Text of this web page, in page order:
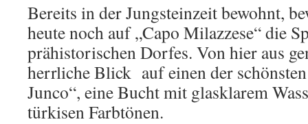
Bereits in der Jungsteinzeit bewohnt,
heute noch auf „Capo Milazzese“ die
prähistorischen Dorfes. Von hier aus
herrliche Blick auf einen der
Junco“, eine Bucht mit glasklarem
türkisen Farbtönen.